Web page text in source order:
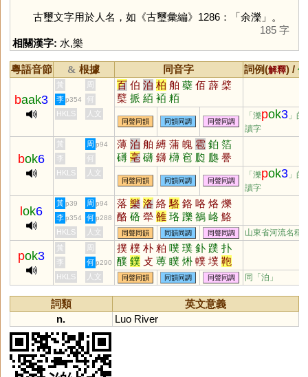
古璽文字用於人名，如《古璽彙編》1286：「余濼」。
185 字
相關漢字: 水,樂
粵語音節 & 根據 同音字 詞例(解釋) /
baak3
黃 周 百 伯 泊 柏 舶 蘗 佰 薜 檗
櫱 挀 絔 袹 粨
李 p354
何
HKLS
人文
同聲同韻 同韻同調 同聲同調
「濼pok3 」的
讀字
bok6
黃 周 p94 薄 泊 舶 縛 蒲 魄 雹 鉑 箔
礡 亳 礴 鑮 欂 窇 瓝 瓟 謈
犦 踄
李
何
HKLS
人文
同聲同韻 同韻同調 同聲同調
「濼pok3 」的
讀字
lok6
黃 p39 周 p94 落 樂 洛 絡 駱 鉻 咯 烙 爍
酪 硌 犖 雒 珞 躒 鵅 峈 鮥
鱳 馲
李 p354 何 p288
HKLS 人文 同聲同韻 同韻同調 同聲同調 山東省河流名稱
pok3
黃 周 撲 樸 朴 粕 噗 璞 釙 蹼 扑
醭 鏷 攴 蒪 瞨 烞 轐 墣 鞄
猼
李 何 p290
HKLS 人文 同聲同韻 同韻同調 同聲同調 同「泊 」
詞類
英文意義
n.
Luo River